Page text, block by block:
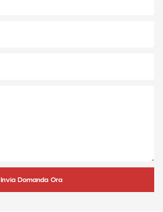
Invia Domanda Ora